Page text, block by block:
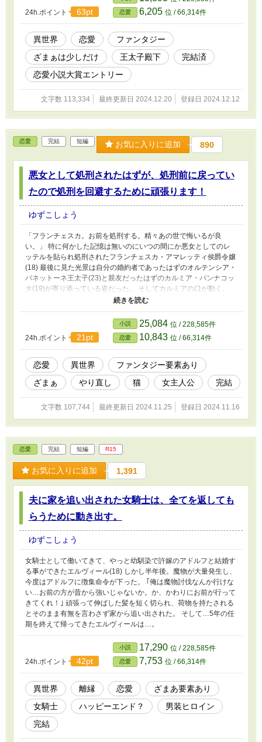
24h.ポイント 63pt 恋愛 6,205 位 / 66,314件
異世界 恋愛
ファンタジー
ざまぁは少しだけ
王太子殿下
完結済
恋愛小説大賞エントリー
文字数 113,334 最終更新日 2024.12.20 登録日 2024.12.12
恋愛 完結 短編 お気に入りに追加 890
悪女として処刑されたはずが、処刑前に戻ってい
たので処刑を回避するために頑張ります！
ゆずこしょう
「フランチェスカ。お前を処刑する。精々あの世で悔いるが良
い。」 特に何かした記憶は無いのにいつの間にか悪女としてのレ
ッテルを貼られ処刑されたフランチェスカ・アマレッティ侯爵令嬢
(18) 最後に見た光景は自分の婚約者であったはずのオルテンシア・
パネットーネ王太子(23)と親友だったはずのカルミア・パンナコッ
タ(19)が寄り添っている姿だった。 そしてカルミアの口が動く。
「サヨナラ。かわいそうなフランチェスカ。」 オルテンシア王太
子に見えないように笑った顔はまさしく悪女のようだった。 「生
まれ変わるなら、自由気ままな猫になりたいわ。」 この物語は猫
になりたいと願ったフランチェスカが本当に猫になって戻ってきて
しまった物語である。
24h.ポイント 21pt
小説 25,084 位 / 228,585件
恋愛 10,843 位 / 66,314件
恋愛 異世界
ファンタジー要素あり
ざまぁ
やり直し 猫 女主人公 完結
文字数 107,744 最終更新日 2024.11.25 登録日 2024.11.16
恋愛 完結 短編 R15
お気に入りに追加 1,391
夫に家を追い出された女騎士は、全てを返しても
らうために動き出す。
ゆずこしょう
女騎士として働いてきて、やっと幼馴染で許嫁のアドルフと結婚す
る事ができたエルヴィール(18) しかし半年後。魔物が大量発生し、
今度はアドルフに徴集命令が下った。 ｢俺は魔物討伐なんか行けな
い…お前の方が昔から強いじゃないか。か、かわりにお前が行って
きてくれ！｣ 頑張って伸ばした髪を短く切られ、荷物を持たされる
とそのまま有無を言わさず家から追い出された。 そして…5年の任
期を終えて帰ってきたエルヴィールは…。
24h.ポイント 42pt
小説 17,290 位 / 228,585件
恋愛 7,753 位 / 66,314件
異世界 離縁 恋愛
ざまあ要素あり
女騎士
ハッピーエンド？
男装ヒロイン
完結